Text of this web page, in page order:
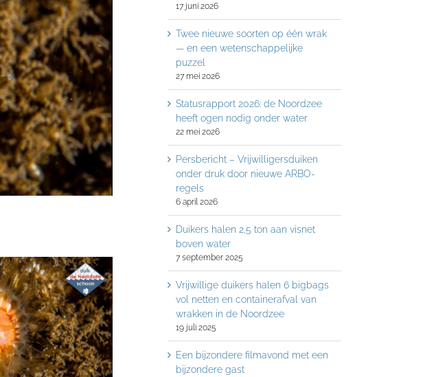
17 juni 2026
Twee nieuwe soorten op één wrak
— en een wetenschappelijke
puzzel
27 mei 2026
Statusrapport 2026: de Noordzee
heeft ogen nodig onder water
22 mei 2026
Persbericht – Vrijwilligersduiken
onder druk door nieuwe ARBO-
regels
6 april 2026
Duikers halen 2,5 ton aan visnet
boven water
7 september 2025
Vrijwillige duikers halen 6 bigbags
vol netten en containerafval van
wrakken in de Noordzee
19 juli 2025
Een bijzondere filmavond met een
bijzondere gast